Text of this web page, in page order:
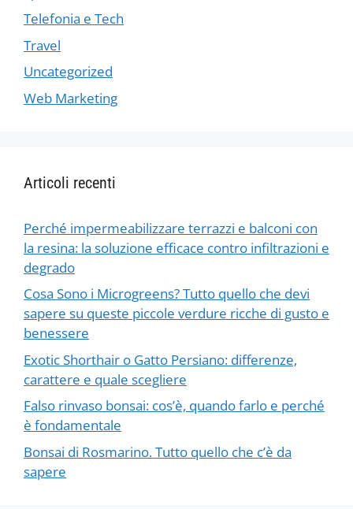
Telefonia e Tech
Travel
Uncategorized
Web Marketing
Articoli recenti
Perché impermeabilizzare terrazzi e balconi con
la resina: la soluzione efficace contro infiltrazioni e
degrado
Cosa Sono i Microgreens? Tutto quello che devi
sapere su queste piccole verdure ricche di gusto e
benessere
Exotic Shorthair o Gatto Persiano: differenze,
carattere e quale scegliere
Falso rinvaso bonsai: cos’è, quando farlo e perché
è fondamentale
Bonsai di Rosmarino. Tutto quello che c’è da
sapere